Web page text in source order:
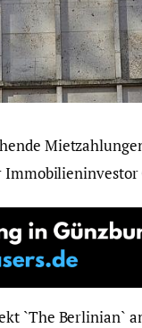
`The Berlinian`